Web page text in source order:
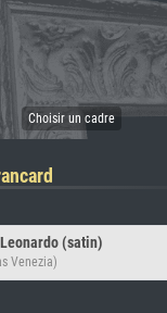
(satin)
Venezia)